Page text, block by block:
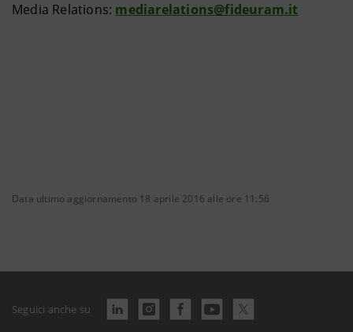
Media Relations: mediarelations@fideuram.it
Data ultimo aggiornamento 18 aprile 2016 alle ore 11:56
Seguici anche su